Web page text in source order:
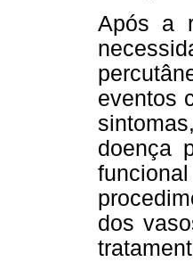
Após a
eventos
doença
dos